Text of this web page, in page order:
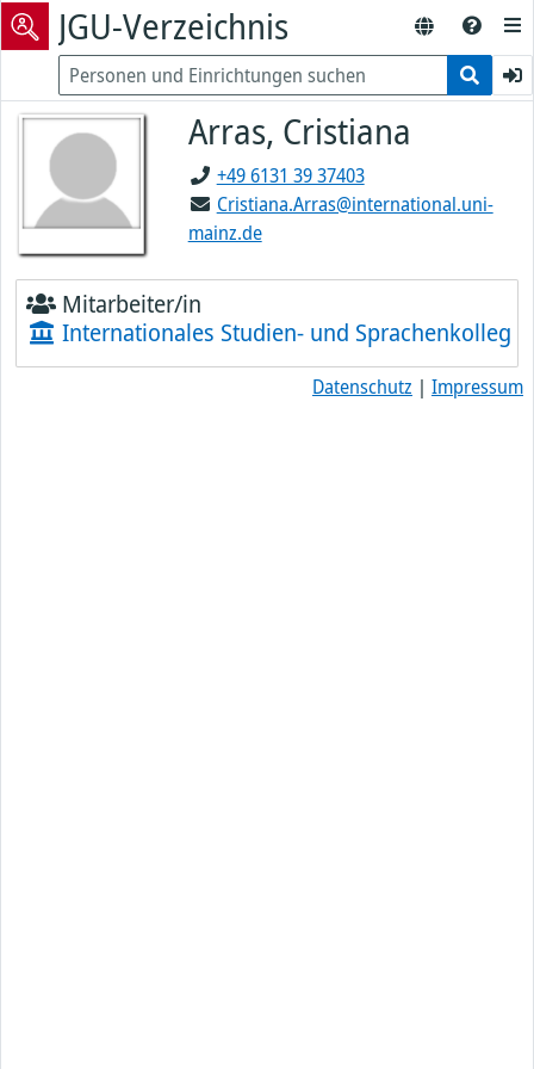
JGU-Verzeichnis
Arras, Cristiana
+49 6131 39 37403
Cristiana.Arras@international.uni-
mainz.de
Mitarbeiter/in
Internationales Studien- und Sprachenkolleg
Datenschutz | Impressum